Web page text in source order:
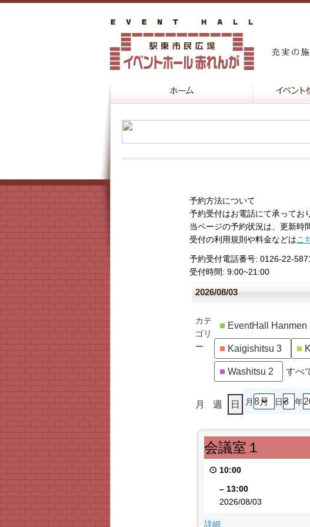
予約方法について
予約受付はお電話にて承ってお
当ページの予約状況は、更新時
受付の利用規則や料金などはこ
予約受付電話番号: 0126-22-
受付時間: 9:00~21:00
2026/08/03
カテ
ゴリ
ー
EventHall Hanmen
Kaigishitsu 3
Washitsu 2 すべ
月 週 日 月 日 年
会議室１
10:00
– 13:00
2026/08/03
{title}
詳細